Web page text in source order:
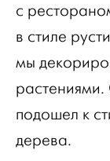
с
в стиле
мы
подошел к
дерева.